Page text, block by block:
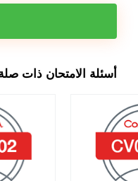
أسئلة الامتحان ذات